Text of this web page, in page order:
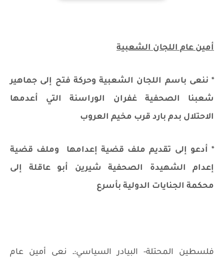
أمين عام اللجان الشعبية
* ننعى باسم اللجان الشعبية وحركة فتح إلى جماهير
شعبنا الصحفية غفران الوراسنة التي أعدمها
الاحتلال بدم بارد قرب مخيم العروب
* أدعو إلى تقديم ملف قضية إعدامها
وملف قضية
إعدام الشهيدة الصحفية شيرين أبو عاقلة إلى
محكمة الجنايات الدولية بأسرع
فلسطين المحتلة- البيادر السياسي:ـ نعى أمين عام